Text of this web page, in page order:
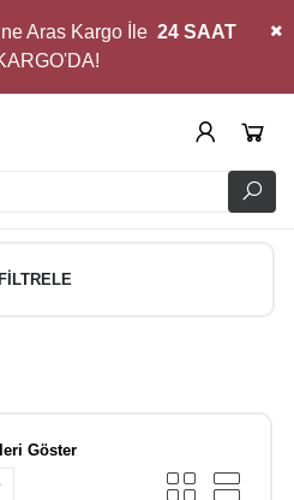
Aras Kargo İle24 SAAT
Göster